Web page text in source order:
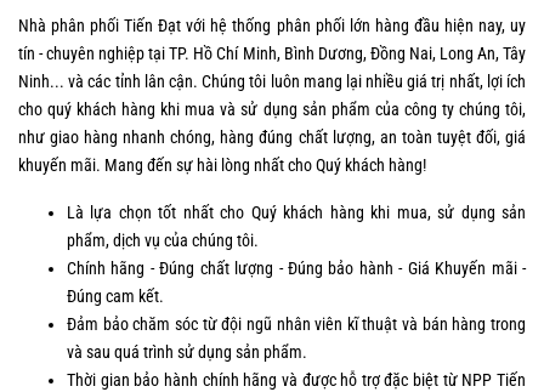
Nhà phân phối Tiến Đạt với hệ thống phân phối lớn hàng đầu hiện nay, uy
tín - chuyên nghiệp tại TP. Hồ Chí Minh, Bình Dương, Đồng Nai, Long An, Tây
Ninh... và các tỉnh lân cận. Chúng tôi luôn mang lại nhiều giá trị nhất, lợi ích
cho quý khách hàng khi mua và sử dụng sản phẩm của công ty chúng tôi,
như giao hàng nhanh chóng, hàng đúng chất lượng, an toàn tuyệt đối, giá
khuyến mãi. Mang đến sự hài lòng nhất cho Quý khách hàng!
Là lựa chọn tốt nhất cho Quý khách hàng khi mua, sử dụng sản
phẩm, dịch vụ của chúng tôi.
Chính hãng - Đúng chất lượng - Đúng bảo hành - Giá Khuyến mãi -
Đúng cam kết.
Đảm bảo chăm sóc từ đội ngũ nhân viên kĩ thuật và bán hàng trong
và sau quá trình sử dụng sản phẩm.
Thời gian bảo hành chính hãng và được hỗ trợ đặc biệt từ NPP Tiến